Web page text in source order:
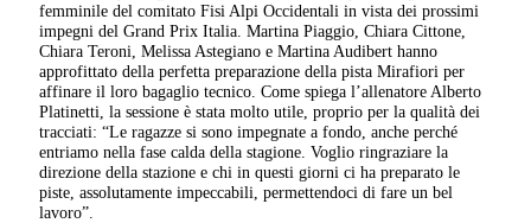
femminile del comitato Fisi Alpi Occidentali in vista dei prossimi
impegni del Grand Prix Italia. Martina Piaggio, Chiara Cittone,
Chiara Teroni, Melissa Astegiano e Martina Audibert hanno
approfittato della perfetta preparazione della pista Mirafiori per
affinare il loro bagaglio tecnico. Come spiega l’allenatore Alberto
Platinetti, la sessione è stata molto utile, proprio per la qualità dei
tracciati: “Le ragazze si sono impegnate a fondo, anche perché
entriamo nella fase calda della stagione. Voglio ringraziare la
direzione della stazione e chi in questi giorni ci ha preparato le
piste, assolutamente impeccabili, permettendoci di fare un bel
lavoro”.